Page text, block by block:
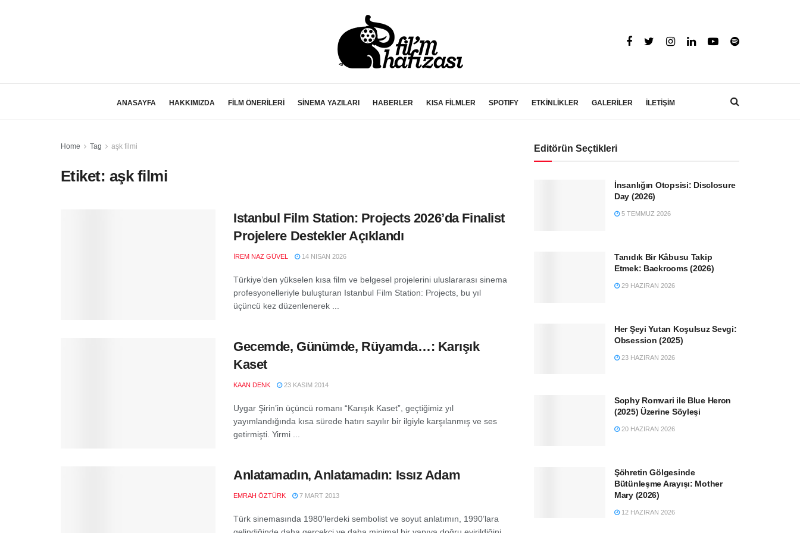
ANASAYFA HAKKIMIZDA FİLM ÖNERİLERİ SİNEMA YAZILARI HABERLER KISA FİLMLER SPOTIFY ETKİNLİKLER GALERİLER İLETİŞİM
Home Tag aşk filmi
Etiket: aşk filmi
Istanbul Film Station: Projects 2026’da Finalist
Projelere Destekler Açıklandı
İREM NAZ GÜVEL 14 NISAN 2026
Türkiye’den yükselen kısa film ve belgesel projelerini uluslararası sinema
profesyonelleriyle buluşturan Istanbul Film Station: Projects, bu yıl
üçüncü kez düzenlenerek ...
Gecemde, Günümde, Rüyamda…: Karışık
Kaset
KAAN DENK 23 KASIM 2014
Uygar Şirin’in üçüncü romanı “Karışık Kaset”, geçtiğimiz yıl
yayımlandığında kısa sürede hatırı sayılır bir ilgiyle karşılanmış ve ses
getirmişti. Yirmi ...
Anlatamadın, Anlatamadın: Issız Adam
EMRAH ÖZTÜRK 7 MART 2013
Türk sinemasında 1980’lerdeki sembolist ve soyut anlatımın, 1990’lara
Editörün Seçtikleri
İnsanlığın Otopsisi: Disclosure
Day (2026)
5 TEMMUZ 2026
Tanıdık Bir Kâbusu Takip
Etmek: Backrooms (2026)
29 HAZIRAN 2026
Her Şeyi Yutan Koşulsuz Sevgi:
Obsession (2025)
23 HAZIRAN 2026
Sophy Romvari ile Blue Heron
(2025) Üzerine Söyleşi
20 HAZIRAN 2026
Şöhretin Gölgesinde
Bütünleşme Arayışı: Mother
Mary (2026)
12 HAZIRAN 2026